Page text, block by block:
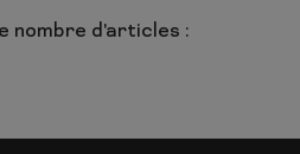
nombre d'articles :